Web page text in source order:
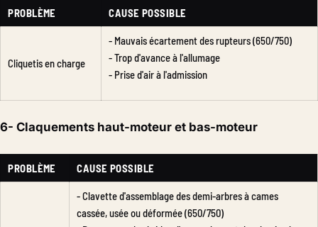
PROBLÈME CAUSE POSSIBLE
Cliquetis en charge
- Mauvais écartement des rupteurs (650/750)
- Trop d'avance à l'allumage
- Prise d'air à l'admission
6- Claquements haut-moteur et bas-moteur
PROBLÈME CAUSE POSSIBLE
- Clavette d'assemblage des demi-arbres à cames
cassée, usée ou déformée (650/750)